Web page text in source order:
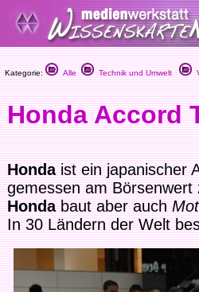
Kategorie: Alle Technik und Umwelt
Honda Accord
Hondaist ein japanischer
gemessen am
Hondabaut aber auch
In 30 Ländern der Welt